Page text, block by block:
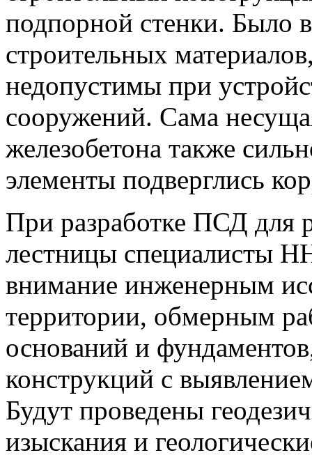
подпорной стенки. Было
строительных
недопустимы при
сооружений. Сама
железобетона также
элементы подверглись
При разработке ПСД для
лестницы специалисты
внимание инженерным
территории, обмерным
оснований и
конструкций с
Будут проведены
изыскания и